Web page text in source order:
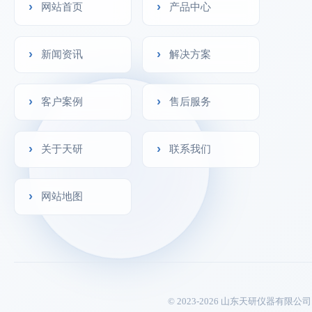
网站首页 产品中心
新闻资讯 解决方案
客户案例 售后服务
关于天研 联系我们
网站地图
© 2023-2026 山东天研仪器有限公